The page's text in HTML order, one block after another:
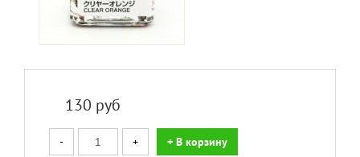
130 руб
- + + В корзину